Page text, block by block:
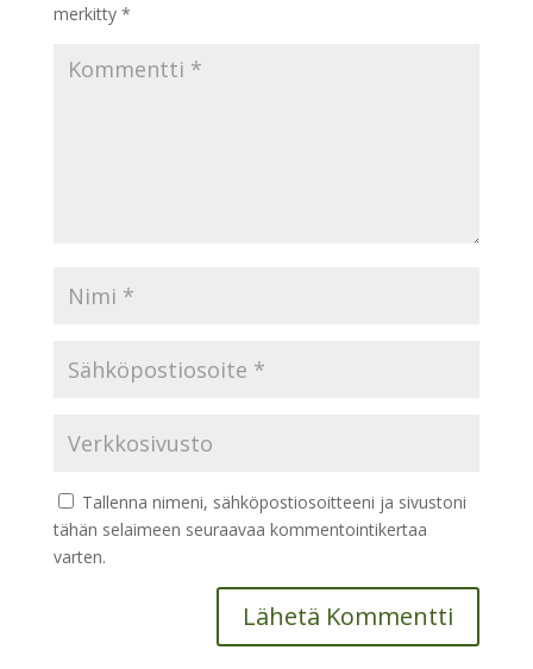
merkitty *
Tallenna nimeni, sähköpostiosoitteeni ja sivustoni
tähän selaimeen seuraavaa kommentointikertaa
varten.